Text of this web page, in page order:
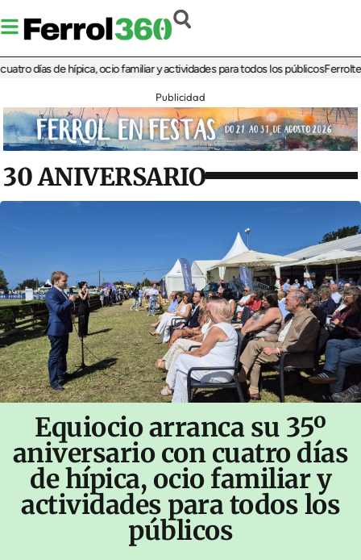
de hípica, ocio familiar y actividades para todos los públicosFerrolterra
Publicidad
30 ANIVERSARIO
Equiocio arranca su 35º
aniversario con cuatro días
de hípica, ocio familiar y
actividades para todos los
públicos